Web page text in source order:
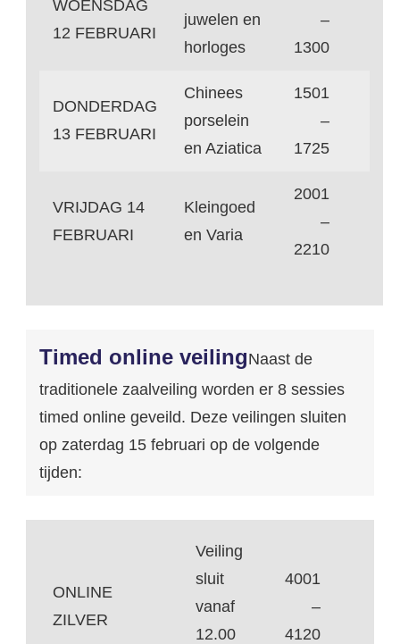
WOENSDAG
12 FEBRUARI
juwelen en
horloges
–
1300
DONDERDAG
13 FEBRUARI
Chinees
porselein
en Aziatica
1501
–
1725
VRIJDAG 14
FEBRUARI
Kleingoed
en Varia
2001
–
2210
Timed online veilingNaast de
traditionele zaalveiling worden er 8 sessies
timed online geveild. Deze veilingen sluiten
op zaterdag 15 februari op de volgende
tijden:
ONLINE
ZILVER
Veiling
sluit
vanaf
12.00
4001
–
4120